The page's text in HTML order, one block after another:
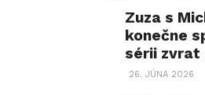
Zuza s
konečne
sérii zvrat
26. JÚNA 2026